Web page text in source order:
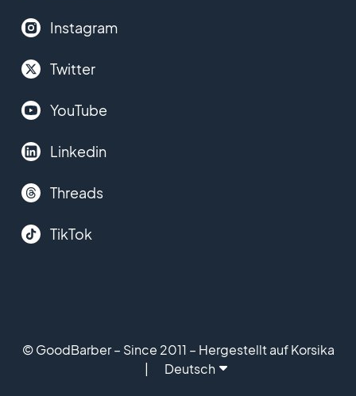
Instagram
Twitter
YouTube
Linkedin
Threads
TikTok
© GoodBarber – Since 2011 – Hergestellt auf Korsika
Deutsch